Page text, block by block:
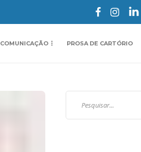
COMUNICAÇÃO PROSA DE CARTÓRIO